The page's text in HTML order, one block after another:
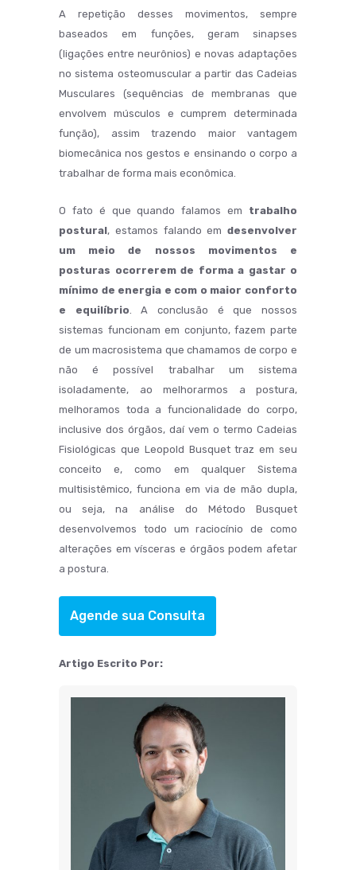
A repetição desses movimentos, sempre
baseados em funções, geram sinapses
(ligações entre neurônios) e novas adaptações
no sistema osteomuscular a partir das Cadeias
Musculares (sequências de membranas que
envolvem músculos e cumprem determinada
função), assim trazendo maior vantagem
biomecânica nos gestos e ensinando o corpo a
trabalhar de forma mais econômica.
O fato é que quando falamos em trabalho
postural, estamos falando em desenvolver
um meio de nossos movimentos e
posturas ocorrerem de forma a gastar o
mínimo de energia e com o maior conforto
e equilíbrio . A conclusão é que nossos
sistemas funcionam em conjunto, fazem parte
de um macrosistema que chamamos de corpo e
não é possível trabalhar um sistema
isoladamente, ao melhorarmos a postura,
melhoramos toda a funcionalidade do corpo,
inclusive dos órgãos, daí vem o termo Cadeias
Fisiológicas que Leopold Busquet traz em seu
conceito e, como em qualquer Sistema
multisistêmico, funciona em via de mão dupla,
ou seja, na análise do Método Busquet
desenvolvemos todo um raciocínio de como
alterações em vísceras e órgãos podem afetar
a postura.
Agende sua Consulta
Artigo Escrito Por: